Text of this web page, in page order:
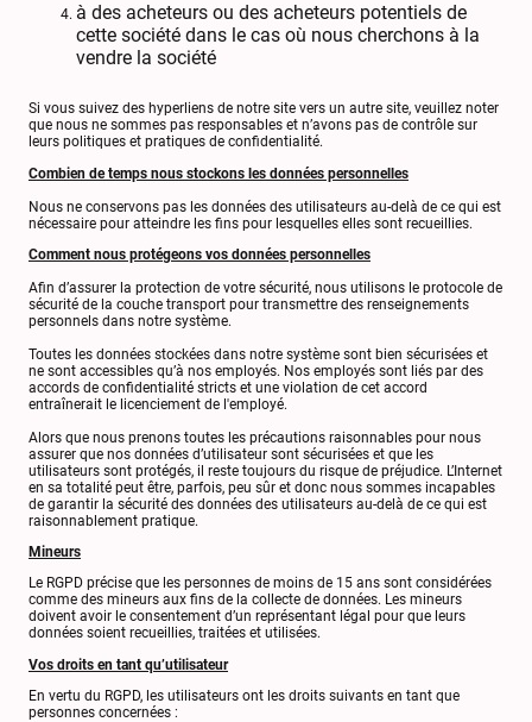
à des acheteurs ou des acheteurs potentiels de
cette société dans le cas où nous cherchons à la
vendre la société
Si vous suivez des hyperliens de notre site vers un autre site, veuillez noter
que nous ne sommes pas responsables et n’avons pas de contrôle sur
leurs politiques et pratiques de confidentialité.
Combien de temps nous stockons les données personnelles
Nous ne conservons pas les données des utilisateurs au-delà de ce qui est
nécessaire pour atteindre les fins pour lesquelles elles sont recueillies.
Comment nous protégeons vos données personnelles
Afin d’assurer la protection de votre sécurité, nous utilisons le protocole de
sécurité de la couche transport pour transmettre des renseignements
personnels dans notre système.
Toutes les données stockées dans notre système sont bien sécurisées et
ne sont accessibles qu’à nos employés. Nos employés sont liés par des
accords de confidentialité stricts et une violation de cet accord
entraînerait le licenciement de l'employé.
Alors que nous prenons toutes les précautions raisonnables pour nous
assurer que nos données d’utilisateur sont sécurisées et que les
utilisateurs sont protégés, il reste toujours du risque de préjudice. L’Internet
en sa totalité peut être, parfois, peu sûr et donc nous sommes incapables
de garantir la sécurité des données des utilisateurs au-delà de ce qui est
raisonnablement pratique.
Mineurs
Le RGPD précise que les personnes de moins de 15 ans sont considérées
comme des mineurs aux fins de la collecte de données. Les mineurs
doivent avoir le consentement d’un représentant légal pour que leurs
données soient recueillies, traitées et utilisées.
Vos droits en tant qu’utilisateur
En vertu du RGPD, les utilisateurs ont les droits suivants en tant que
personnes concernées :